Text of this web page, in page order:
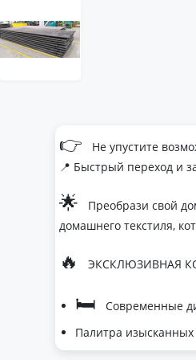
👉
Не упустите
📍 Быстрый переход и
🌟
Преобрази свой
домашнего текстиля,
🔥 ЭКСКЛЮЗИВНАЯ
🛏
Современные
Палитра изысканных